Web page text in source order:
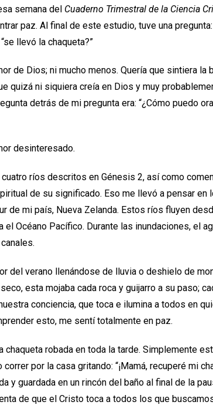
semana del Cuaderno Trimestral de la Ciencia
paz. Al final de este estudio, tuve una
llevó la chaqueta?”
de Dios; ni mucho menos. Quería que sintiera la
quizá ni siquiera creía en Dios y muy
detrás de mi pregunta era: “¿Cómo puedo
desinteresado.
ríos descritos en Génesis 2, así como
de su significado. Eso me llevó a pensar en
de mi país, Nueva Zelanda. Estos ríos fluyen
Océano Pacífico. Durante las inundaciones, el
del verano llenándose de lluvia o deshielo de
esta mojaba cada roca y guijarro a su paso;
conciencia, que toca e ilumina a todos en
esto, me sentí totalmente en paz.
robada en toda la tarde. Simplemente
por la casa gritando: “¡Mamá, recuperé mi
y guardada en un rincón del baño al final de la
de que el Cristo toca a todos los que